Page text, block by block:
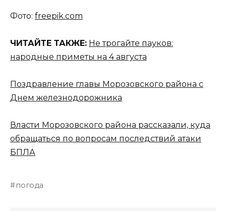
Фото: freepik.com
ЧИТАЙТЕ ТАКЖЕ: Не трогайте пауков:
народные приметы на 4 августа
Поздравление главы Морозовского района с
Днем железнодорожника
Власти Морозовского района рассказали, куда
обращаться по вопросам последствий атаки
БПЛА
погода